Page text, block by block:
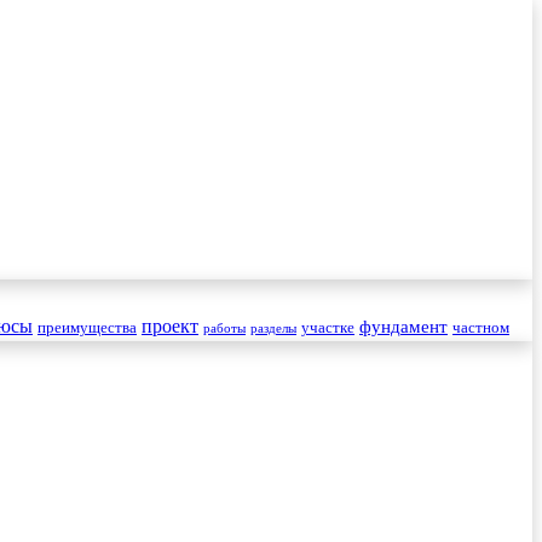
преимущества проект работы разделы участке фундамент частном